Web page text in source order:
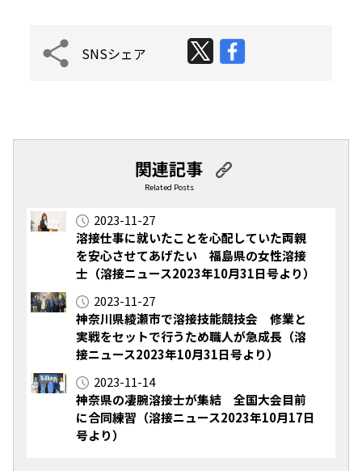
SNSシェア
関連記事
Related Posts
2023-11-27
溶接仕事に就いたことを心配していた両親
を安心させてあげたい 福島県の女性溶接
士（溶接ニュース2023年10月31日号より）
2023-11-27
神奈川県綾瀬市で溶接技能競技会 修業と
実戦をセットで行うため職人が急成長（溶
接ニュース2023年10月31日号より）
2023-11-14
神奈県の凄腕溶接士が集結 全国大会目前
に合同練習（溶接ニュース2023年10月17日
号より）